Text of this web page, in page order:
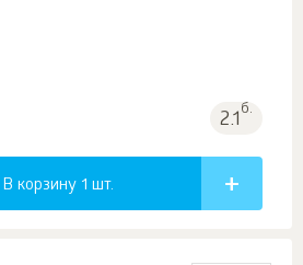
2.1б.
В корзину 1 шт.